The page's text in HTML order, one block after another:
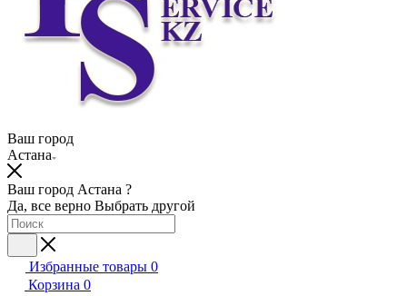
Ваш город
Астана
Ваш город Астана ?
Да, все верно Выбрать другой
Избранные товары 0
Корзина 0